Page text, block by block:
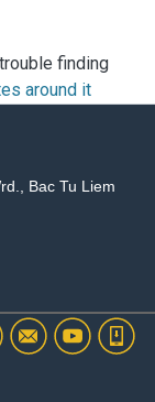
finding
around it
Bac Tu Liem